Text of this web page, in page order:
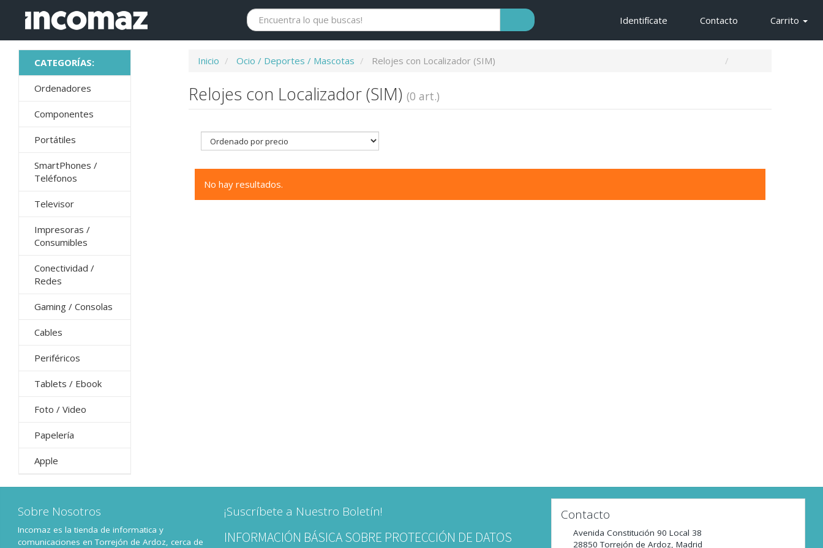
Identifícate Contacto Carrito
Ordenadores
Componentes
Portátiles
SmartPhones /
Teléfonos
Televisor
Impresoras /
Consumibles
Conectividad /
Redes
Gaming / Consolas
Cables
Periféricos
Tablets / Ebook
Foto / Video
Papelería
Apple
Inicio Ocio / Deportes / Mascotas Relojes con Localizador (SIM)
Relojes con Localizador (SIM)(0 art.)
No hay resultados.
Sobre Nosotros
Incomaz es la tienda de informatica y
comunicaciones en Torrejón de Ardoz, cerca de
¡Suscríbete a Nuestro Boletín!
INFORMACIÓN BÁSICA SOBRE PROTECCIÓN DE DATOS
Contacto
Avenida Constitución 90 Local 38
28850 Torrejón de Ardoz Madrid